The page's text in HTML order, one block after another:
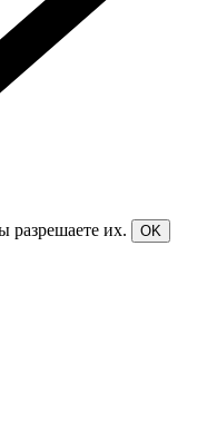
разрешаете их. OK